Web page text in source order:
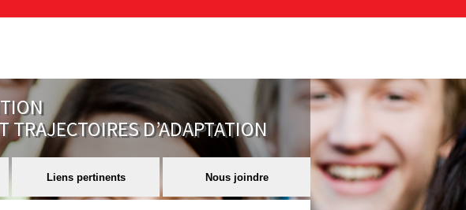
D’ADAPTATION
Liens pertinents Nous joindre